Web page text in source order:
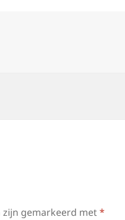
zijn gemarkeerd met*